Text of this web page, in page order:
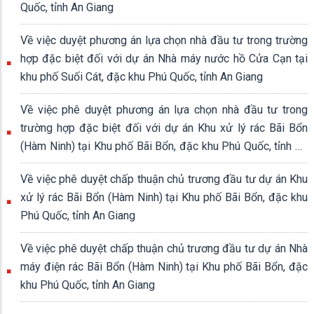
Quốc, tỉnh An Giang
Về việc duyệt phương án lựa chọn nhà đầu tư trong trường
hợp đặc biệt đối với dự án Nhà máy nước hồ Cửa Cạn tại
khu phố Suối Cát, đặc khu Phú Quốc, tỉnh An Giang
Về việc phê duyệt phương án lựa chọn nhà đầu tư trong
trường hợp đặc biệt đối với dự án Khu xử lý rác Bãi Bổn
(Hàm Ninh) tại Khu phố Bãi Bổn, đặc khu Phú Quốc, tỉnh An
Giang
Về việc phê duyệt chấp thuận chủ trương đầu tư dự án Khu
xử lý rác Bãi Bổn (Hàm Ninh) tại Khu phố Bãi Bổn, đặc khu
Phú Quốc, tỉnh An Giang
Về việc phê duyệt chấp thuận chủ trương đầu tư dự án Nhà
máy điện rác Bãi Bổn (Hàm Ninh) tại Khu phố Bãi Bổn, đặc
khu Phú Quốc, tỉnh An Giang